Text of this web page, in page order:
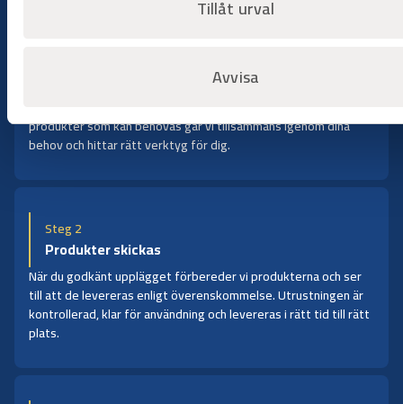
Tillåt urval
Avvisa
beställningsförfrågan. Ange vilka produkter som behövs,
tidsperiod och leveransplats så tar vi snabbt fram ett tydligt
produkter som kan behövas går vi tillsammans igenom dina
behov och hittar rätt verktyg för dig.
Steg 2
Produkter skickas
När du godkänt upplägget förbereder vi produkterna och ser
till att de levereras enligt överenskommelse. Utrustningen är
kontrollerad, klar för användning och levereras i rätt tid till rätt
plats.